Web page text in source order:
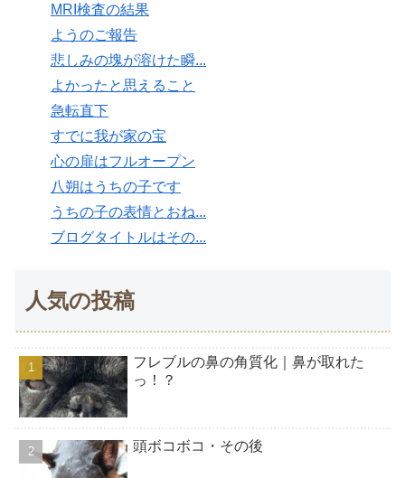
MRI検査の結果
ようのご報告
悲しみの塊が溶けた瞬...
よかったと思えること
急転直下
すでに我が家の宝
心の扉はフルオープン
八朔はうちの子です
うちの子の表情とおね...
ブログタイトルはその...
人気の投稿
フレブルの鼻の角質化｜鼻が取れた
っ！？
頭ボコボコ・その後